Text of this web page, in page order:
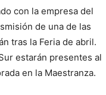
con la empresa del
de una de las
tras la Feria de abril.
estarán presentes al
en la Maestranza.